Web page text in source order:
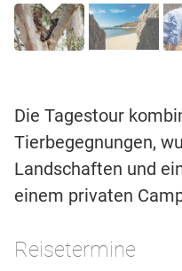
Die Tagestour
Tierbegegnungen,
Landschaften und
einem privaten
Reisetermine